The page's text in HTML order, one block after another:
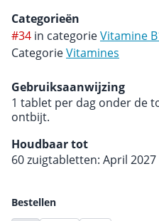
Categorieën
#34 in categorieVitamine
CategorieVitamines
Gebruiksaanwijzing
1 tablet per dag onder de
ontbijt.
Houdbaar tot
60 zuigtabletten: April 2027
Bestellen